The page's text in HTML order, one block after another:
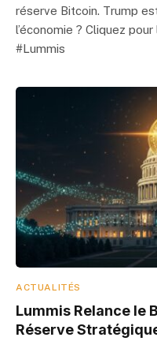
réserve Bitcoin. Trump
l’économie ? Cliquez
#Lummis
ACTUALITÉS
Lummis Relance le
Réserve